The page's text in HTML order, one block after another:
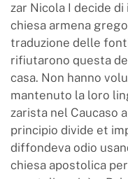
zar Nicola I decide
chiesa armena
traduzione delle
rifiutarono questa
casa. Non hanno
mantenuto la loro
zarista nel Caucaso
principio divide et
diffondeva odio
chiesa apostolica